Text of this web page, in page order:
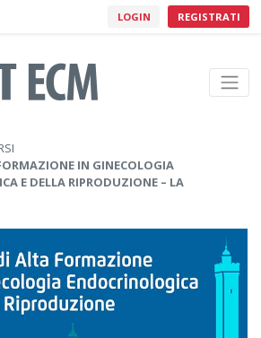
LOGIN REGISTRATI
IN GINECOLOGIA
E DELLA RIPRODUZIONE – LA